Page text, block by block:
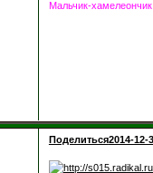
Мальчик-
Поделиться2014-12-